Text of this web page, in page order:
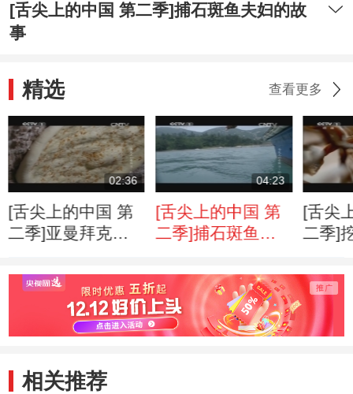
[舌尖上的中国 第二季]捕石斑鱼夫妇的故
事
精选 查看更多
02:36
[舌尖上的中国 第
二季]亚曼拜克村
04:23
[舌尖上的中国 第
二季]捕石斑鱼夫
[舌尖
二季]
相关推荐